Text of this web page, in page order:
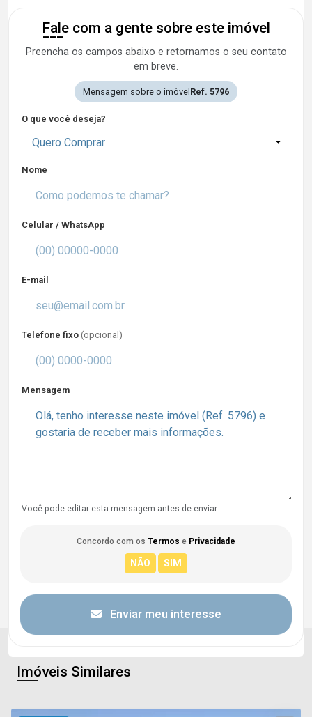
Fale com a gente sobre este imóvel
Preencha os campos abaixo e retornamos o seu contato
em breve.
Mensagem sobre o imóvelRef. 5796
O que você deseja?
Quero Comprar
Nome
Celular / WhatsApp
E-mail
Telefone fixo (opcional)
Mensagem
Você pode editar esta mensagem antes de enviar.
Concordo com os Termos e Privacidade
Enviar meu interesse
Imóveis Similares